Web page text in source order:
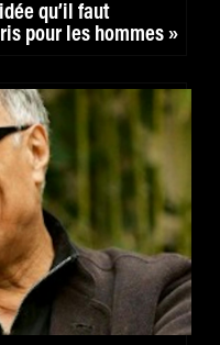
qu’il faut
pour les hommes »